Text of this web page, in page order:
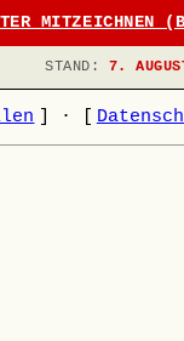
STAND: 7.
·